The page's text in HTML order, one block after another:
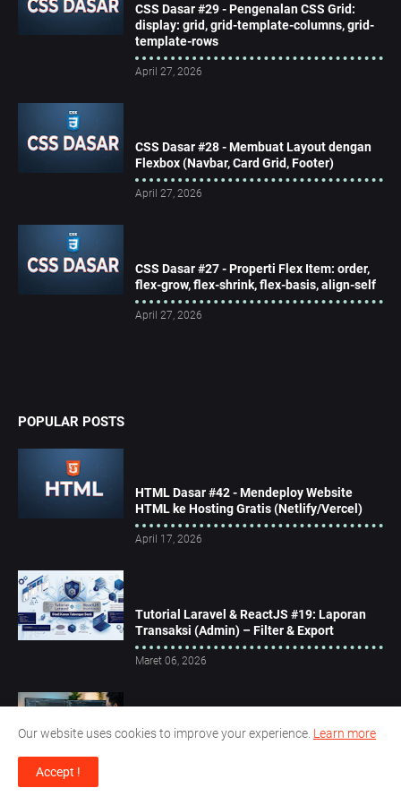
CSS Dasar #29 - Pengenalan CSS Grid:
display: grid, grid-template-columns, grid-
template-rows
April 27, 2026
CSS Dasar #28 - Membuat Layout dengan
Flexbox (Navbar, Card Grid, Footer)
April 27, 2026
CSS Dasar #27 - Properti Flex Item: order,
flex-grow, flex-shrink, flex-basis, align-self
April 27, 2026
POPULAR POSTS
HTML Dasar #42 - Mendeploy Website
HTML ke Hosting Gratis (Netlify/Vercel)
April 17, 2026
Tutorial Laravel & ReactJS #19: Laporan
Transaksi (Admin) – Filter & Export
Maret 06, 2026
Tutorial Android #10: Dashboard Admin –
Our website uses cookies to improve your experience. Learn more
Accept !